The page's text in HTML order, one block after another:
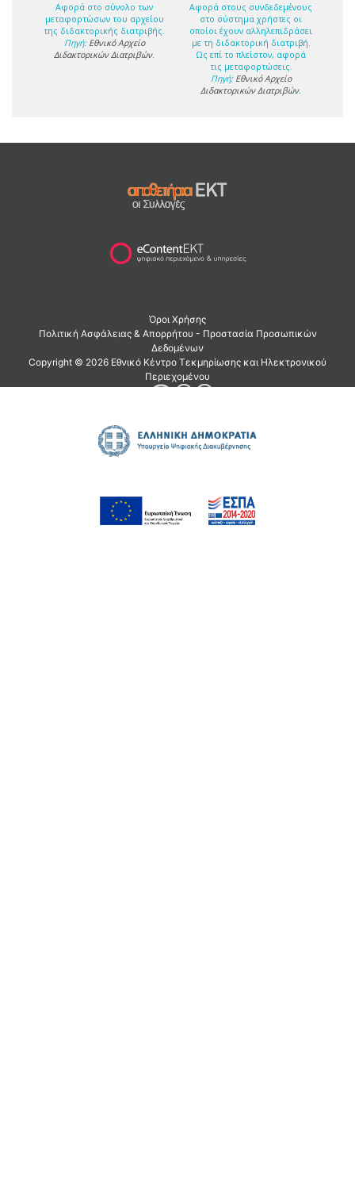
Αφορά στο σύνολο των
μεταφορτώσων του αρχείου
της διδακτορικής διατριβής.
Πηγή: Εθνικό Αρχείο
Διδακτορικών Διατριβών.
Αφορά στους συνδεδεμένους
στο σύστημα χρήστες οι
οποίοι έχουν αλληλεπιδράσει
με τη διδακτορική διατριβή.
Ως επί το πλείστον, αφορά
τις μεταφορτώσεις.
Πηγή: Εθνικό Αρχείο
Διδακτορικών Διατριβών.